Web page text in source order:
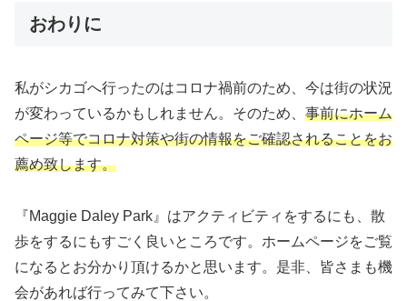
おわりに
私がシカゴへ行ったのはコロナ禍前のため、今は街の状況
が変わっているかもしれません。そのため、 事前にホーム
ページ等でコロナ対策や街の情報をご確認されることをお
薦め致します。
『Maggie Daley Park』はアクティビティをするにも、散
歩をするにもすごく良いところです。ホームページをご覧
になるとお分かり頂けるかと思います。是非、皆さまも機
会があれば行ってみて下さい。